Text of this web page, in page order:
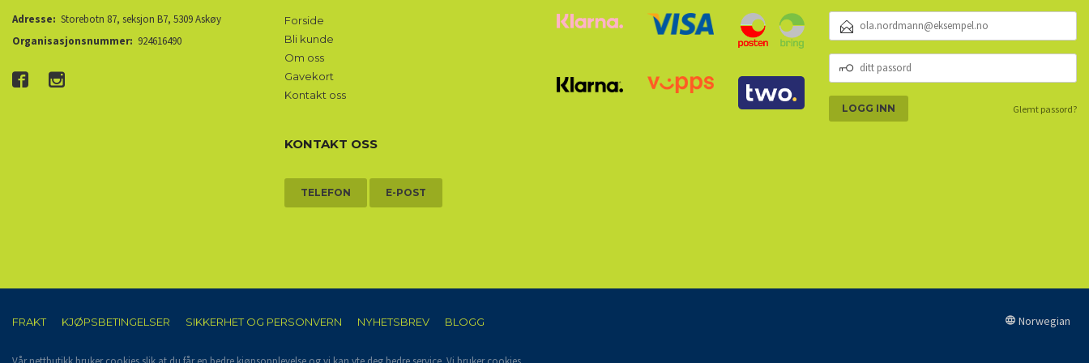
Adresse: Storebotn 87, seksjon B7, 5309 Askøy
Organisasjonsnummer: 924616490
Forside
Bli kunde
Om oss
Gavekort
Kontakt oss
KONTAKT OSS
TELEFON E-POST
E-
POSTADRESSE
DITT
PASSORD
Glemt passord?
Norwegian
FRAKT KJØPSBETINGELSER SIKKERHET OG PERSONVERN NYHETSBREV BLOGG